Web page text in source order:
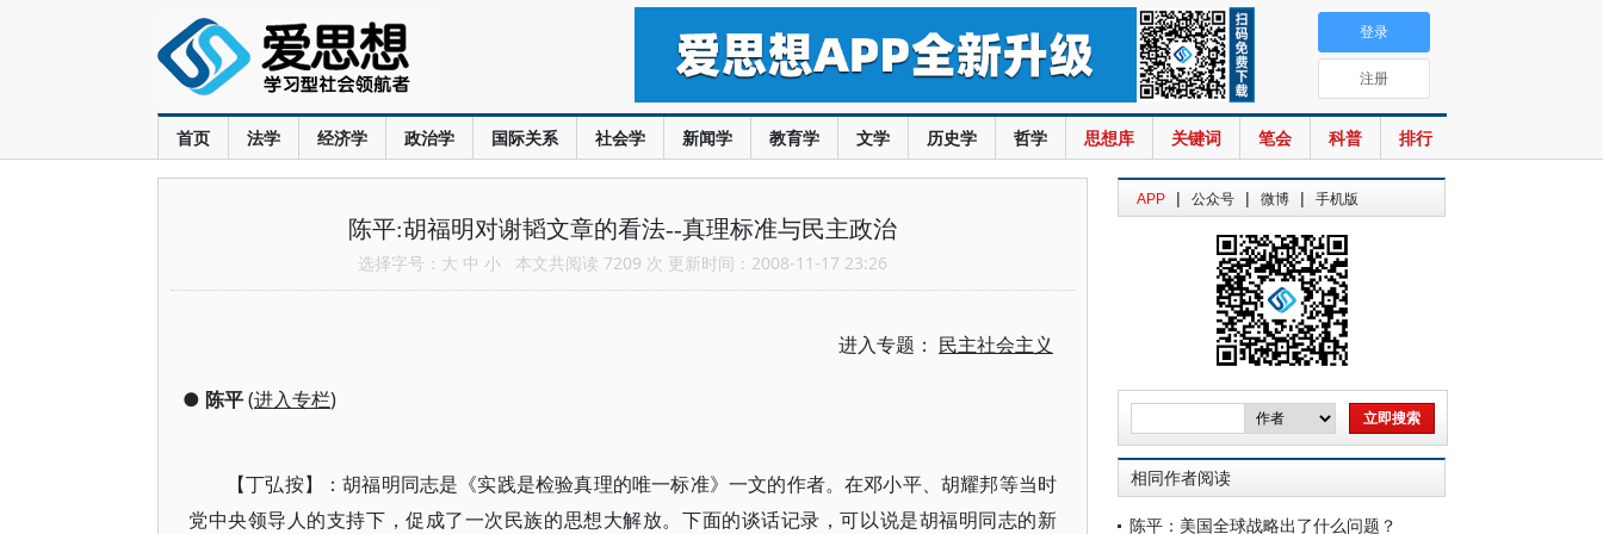
首页 法学 经济学 政治学 国际关系 社会学 新闻学 教育学 文学 历史学 哲学 思想库 关键词 笔会 科普 排行
登录
注册
陈平:胡福明对谢韬文章的看法--真理标准与民主政治
选择字号： 大 中 小 本文共阅读 7209 次 更新时间：2008-11-17 23:26
进入专题： 民主社会主义
● 陈平(进入专栏)
【丁弘按】：胡福明同志是《实践是检验真理的唯一标准》一文的作者。在邓小平、胡耀邦等当时
党中央领导人的支持下，促成了一次民族的思想大解放。下面的谈话记录，可以说是胡福明同志的新
APP | 公众号 | 微博 | 手机版
相同作者阅读
陈平：美国全球战略出了什么问题？